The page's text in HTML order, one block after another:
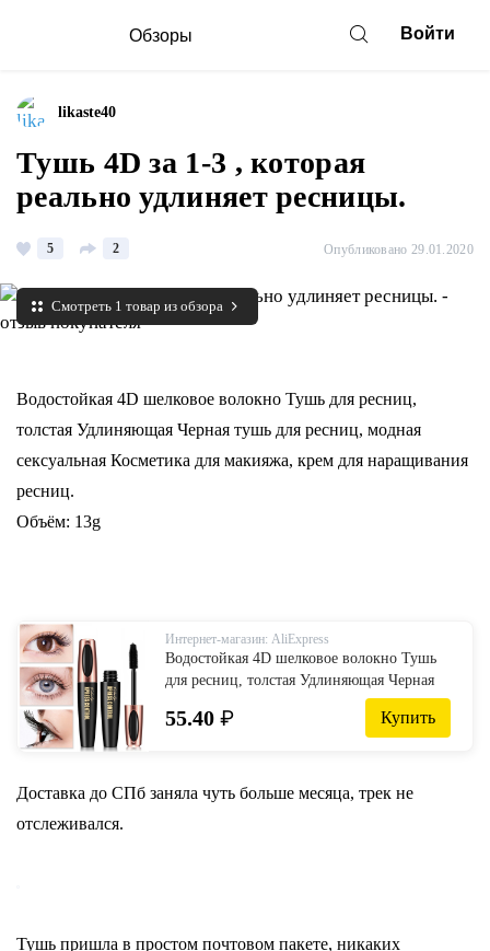
Обзоры Войти
likaste40
Тушь 4D за 1-3 , которая
реально удлиняет ресницы.
5 2 Опубликовано 29.01.2020
Смотреть 1 товар из обзора
Водостойкая 4D шелковое волокно Тушь для ресниц,
толстая Удлиняющая Черная тушь для ресниц, модная
сексуальная Косметика для макияжа, крем для наращивания
ресниц.
Объём: 13g
Интернет-магазин: AliExpress
Водостойкая 4D шелковое волокно Тушь
для ресниц, толстая Удлиняющая Черная
тушь для ресниц, модная сексуальная
Косметика для макияжа, крем для
55.40 ₽ Купить
Доставка до СПб заняла чуть больше месяца, трек не
отслеживался.
Тушь пришла в простом почтовом пакете, никаких